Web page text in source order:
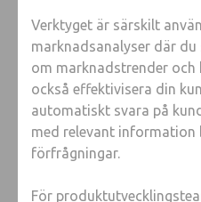
Verktyget är särskilt
marknadsanalyser där
om marknadstrender och
också effektivisera din
automatiskt svara på
med relevant information
förfrågningar.
För